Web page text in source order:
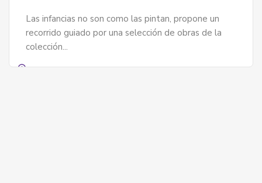
Las infancias no son como las pintan, propone un
recorrido guiado por una selección de obras de la
colección...
Museo Botero